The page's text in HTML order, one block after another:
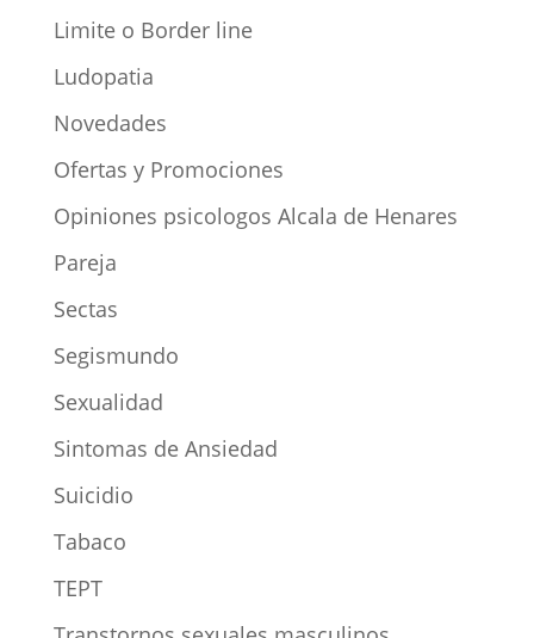
Limite o Border line
Ludopatia
Novedades
Ofertas y Promociones
Opiniones psicologos Alcala de Henares
Pareja
Sectas
Segismundo
Sexualidad
Sintomas de Ansiedad
Suicidio
Tabaco
TEPT